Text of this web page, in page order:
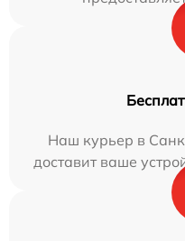
Наш курьер в
доставит ваше